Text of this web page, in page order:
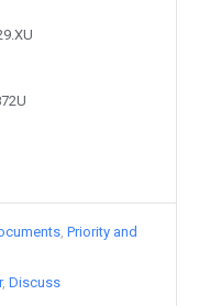
Priority and
Discuss